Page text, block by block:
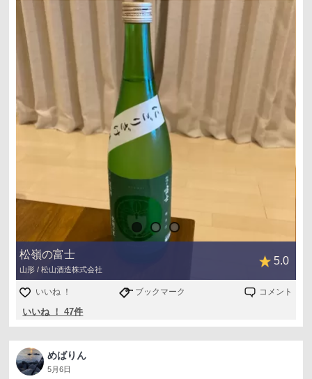
松嶺の富士
山形 / 松山酒造株式会社
5.0
いいね ！ ブックマーク コメント
いいね ！ 47件
めばりん
5月6日